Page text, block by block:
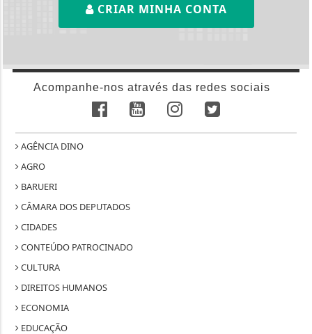
CRIAR MINHA CONTA
Acompanhe-nos através das redes sociais
AGÊNCIA DINO
AGRO
BARUERI
CÂMARA DOS DEPUTADOS
CIDADES
CONTEÚDO PATROCINADO
CULTURA
DIREITOS HUMANOS
ECONOMIA
EDUCAÇÃO